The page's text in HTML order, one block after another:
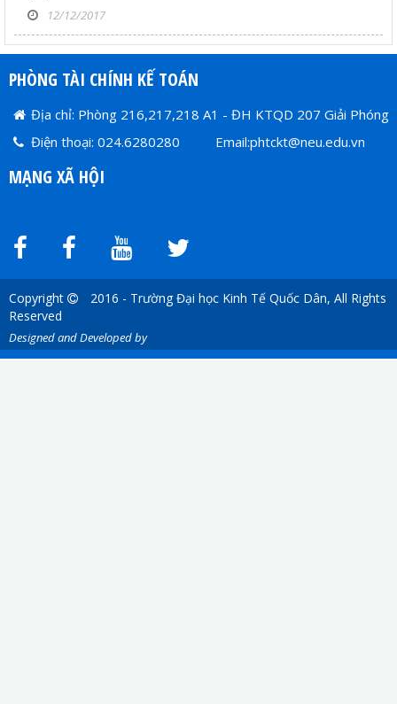
12/12/2017
PHÒNG TÀI CHÍNH KẾ TOÁN
Địa chỉ: Phòng 216,217,218 A1 - ĐH KTQD 207 Giải Phóng
Điện thoại: 024.6280280 Email:phtckt@neu.edu.vn
MẠNG XÃ HỘI
Copyright
2016 - Trường Đại học Kinh Tế Quốc Dân, All Rights
Reserved
Designed and Developed by